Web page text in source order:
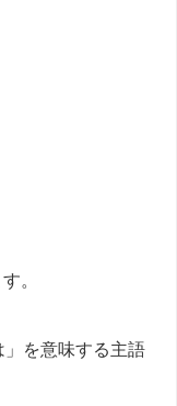
。
」を意味する主語